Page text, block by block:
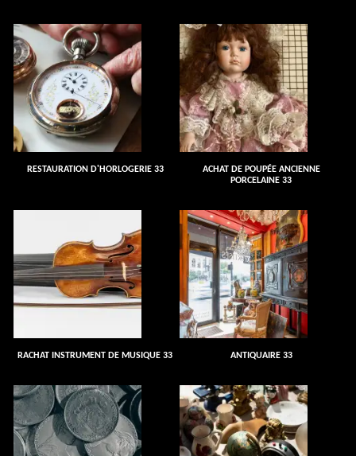
RESTAURATION D'HORLOGERIE 33
ACHAT DE POUPÉE ANCIENNE
PORCELAINE 33
RACHAT INSTRUMENT DE MUSIQUE 33 ANTIQUAIRE 33